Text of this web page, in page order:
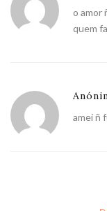
o amor
quem
amei ñ